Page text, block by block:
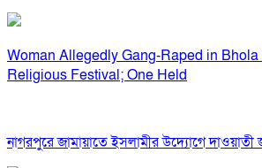
Woman Allegedly Gang-Raped in Bhola
Religious Festival; One Held
নাগরপুরে জামায়াতে ইসলামীর উদ্যোগে দাওয়াতী